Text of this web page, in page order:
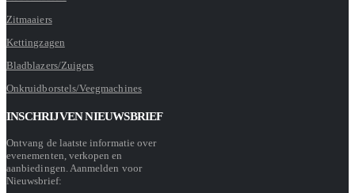
Zitmaaiers
Kettingzagen
Bladblazers/Zuigers
Onkruidborstels/Veegmachines
INSCHRIJVEN NIEUWSBRIEF
Ontvang de laatste informatie over
evenementen, verkopen en
aanbiedingen. Aanmelden voor
Nieuwsbrief: